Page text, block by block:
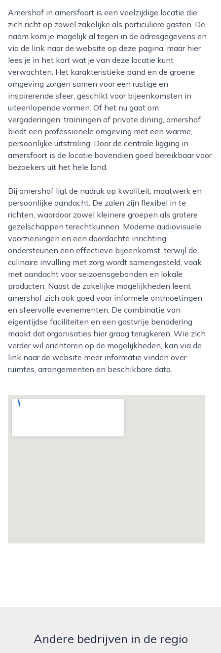
Amershof in amersfoort is een veelzijdige locatie die
zich richt op zowel zakelijke als particuliere gasten. De
naam kom je mogelijk al tegen in de adresgegevens en
via de link naar de website op deze pagina, maar hier
lees je in het kort wat je van deze locatie kunt
verwachten. Het karakteristieke pand en de groene
omgeving zorgen samen voor een rustige en
inspirerende sfeer, geschikt voor bijeenkomsten in
uiteenlopende vormen. Of het nu gaat om
vergaderingen, trainingen of private dining, amershof
biedt een professionele omgeving met een warme,
persoonlijke uitstraling. Door de centrale ligging in
amersfoort is de locatie bovendien goed bereikbaar voor
bezoekers uit het hele land.
Bij amershof ligt de nadruk op kwaliteit, maatwerk en
persoonlijke aandacht. De zalen zijn flexibel in te
richten, waardoor zowel kleinere groepen als grotere
gezelschappen terechtkunnen. Moderne audiovisuele
voorzieningen en een doordachte inrichting
ondersteunen een effectieve bijeenkomst, terwijl de
culinaire invulling met zorg wordt samengesteld, vaak
met aandacht voor seizoensgebonden en lokale
producten. Naast de zakelijke mogelijkheden leent
amershof zich ook goed voor informele ontmoetingen
en sfeervolle evenementen. De combinatie van
eigentijdse faciliteiten en een gastvrije benadering
maakt dat organisaties hier graag terugkeren. Wie zich
verder wil oriënteren op de mogelijkheden, kan via de
link naar de website meer informatie vinden over
ruimtes, arrangementen en beschikbare data.
Andere bedrijven in de regio